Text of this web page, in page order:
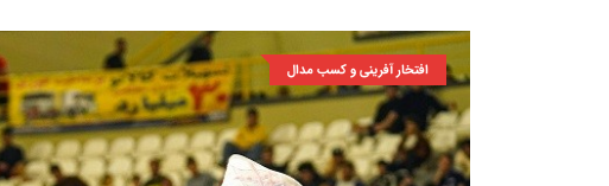
افتخار آفرینی و کسب مدال